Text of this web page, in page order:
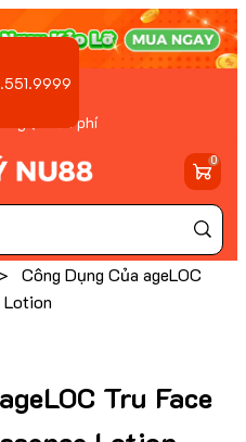
( Miễn phí
0
Công Dụng Của ageLOC
Lotion
Tru Face